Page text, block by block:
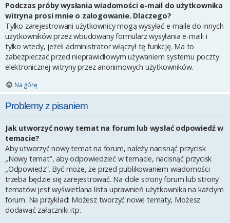
Podczas próby wysłania wiadomości e-mail do użytkownika
witryna prosi mnie o zalogowanie. Dlaczego?
Tylko zarejestrowani użytkownicy mogą wysyłać e-maile do innych
użytkowników przez wbudowany formularz wysyłania e-maili i
tylko wtedy, jeżeli administrator włączył tę funkcję. Ma to
zabezpieczać przed nieprawidłowym używaniem systemu poczty
elektronicznej witryny przez anonimowych użytkowników.
Na górę
Problemy z pisaniem
Jak utworzyć nowy temat na forum lub wysłać odpowiedź w
temacie?
Aby utworzyć nowy temat na forum, należy nacisnąć przycisk
„Nowy temat”, aby odpowiedzieć w temacie, nacisnąć przycisk
„Odpowiedz”. Być może, że przed publikowaniem wiadomości
trzeba będzie się zarejestrować. Na dole strony forum lub strony
tematów jest wyświetlana lista uprawnień użytkownika na każdym
forum. Na przykład: Możesz tworzyć nowe tematy, Możesz
dodawać załączniki itp.